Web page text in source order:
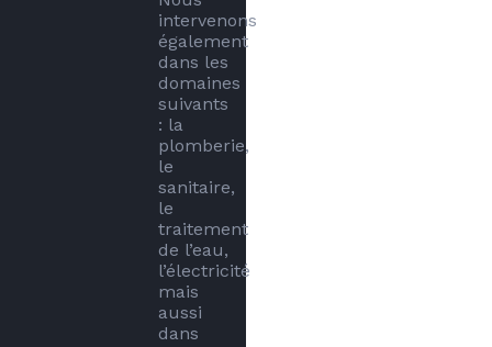
intervenons
également
dans les
domaines
suivants
: la
plomberie,
le
sanitaire,
le
traitement
de l’eau,
l’électricité
mais
aussi
dans